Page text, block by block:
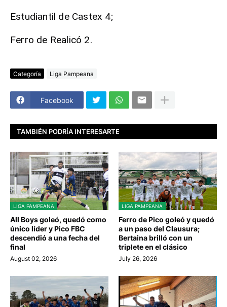
Estudiantil de Castex 4;
Ferro de Realicó 2.
Categoría Liga Pampeana
Facebook
TAMBIÉN PODRÍA INTERESARTE
LIGA PAMPEANA
All Boys goleó, quedó como
único líder y Pico FBC
descendió a una fecha del
final
August 02, 2026
LIGA PAMPEANA
Ferro de Pico goleó y quedó
a un paso del Clausura;
Bertaina brilló con un
triplete en el clásico
July 26, 2026